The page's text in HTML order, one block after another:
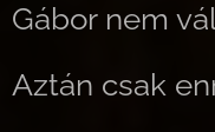
Gábor nem
Aztán csak